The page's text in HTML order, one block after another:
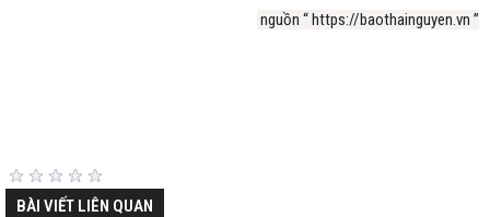
nguồn “ https://baothainguyen.vn ”
BÀI VIẾT LIÊN QUAN